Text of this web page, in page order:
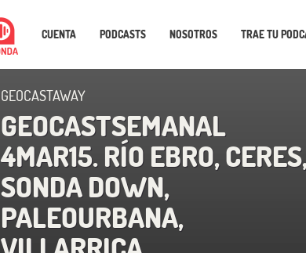
CUENTA PODCASTS NOSOTROS TRAE TU
GEOCASTAWAY
GEOCASTSEMANAL
4MAR15. RÍO EBRO,
SONDA DOWN,
PALEOURBANA,